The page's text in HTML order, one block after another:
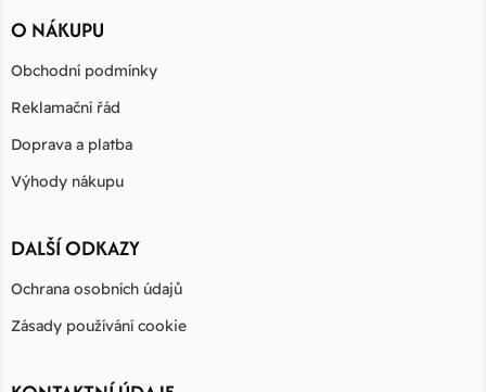
O NÁKUPU
Obchodní podmínky
Reklamační řád
Doprava a platba
Výhody nákupu
DALŠÍ ODKAZY
Ochrana osobních údajů
Zásady používání cookie